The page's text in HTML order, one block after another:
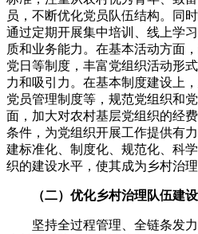
员，不断优化党员队伍结构。同
通过定期开展集中培训、线上学
质和业务能力。在基本活动方面
党日等制度，丰富党组织活动形
力和吸引力。在基本制度建设上
党员管理制度等，规范党组织和
面，加大对农村基层党组织的经
条件，为党组织开展工作提供有
建标准化、制度化、规范化、科
织的建设水平，使其成为乡村治理
（二）优化乡村治理队伍建设
坚持全过程管理、全链条发